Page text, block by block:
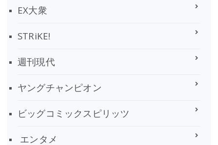
EX大衆
STRiKE!
週刊現代
ヤングチャンピオン
ビッグコミックスピリッツ
エンタメ